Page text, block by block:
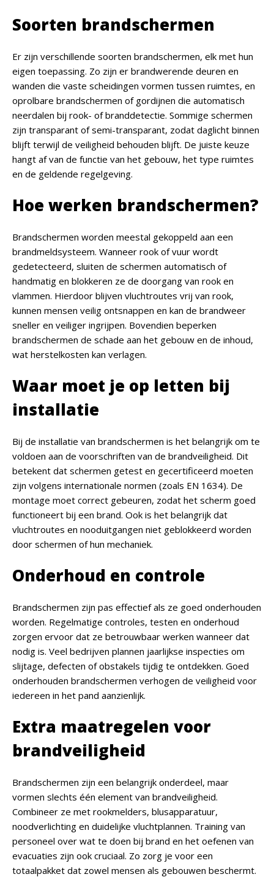
Soorten brandschermen
Er zijn verschillende soorten brandschermen, elk met hun
eigen toepassing. Zo zijn er brandwerende deuren en
wanden die vaste scheidingen vormen tussen ruimtes, en
oprolbare brandschermen of gordijnen die automatisch
neerdalen bij rook- of branddetectie. Sommige schermen
zijn transparant of semi-transparant, zodat daglicht binnen
blijft terwijl de veiligheid behouden blijft. De juiste keuze
hangt af van de functie van het gebouw, het type ruimtes
en de geldende regelgeving.
Hoe werken brandschermen?
Brandschermen worden meestal gekoppeld aan een
brandmeldsysteem. Wanneer rook of vuur wordt
gedetecteerd, sluiten de schermen automatisch of
handmatig en blokkeren ze de doorgang van rook en
vlammen. Hierdoor blijven vluchtroutes vrij van rook,
kunnen mensen veilig ontsnappen en kan de brandweer
sneller en veiliger ingrijpen. Bovendien beperken
brandschermen de schade aan het gebouw en de inhoud,
wat herstelkosten kan verlagen.
Waar moet je op letten bij
installatie
Bij de installatie van brandschermen is het belangrijk om te
voldoen aan de voorschriften van de brandveiligheid. Dit
betekent dat schermen getest en gecertificeerd moeten
zijn volgens internationale normen (zoals EN 1634). De
montage moet correct gebeuren, zodat het scherm goed
functioneert bij een brand. Ook is het belangrijk dat
vluchtroutes en nooduitgangen niet geblokkeerd worden
door schermen of hun mechaniek.
Onderhoud en controle
Brandschermen zijn pas effectief als ze goed onderhouden
worden. Regelmatige controles, testen en onderhoud
zorgen ervoor dat ze betrouwbaar werken wanneer dat
nodig is. Veel bedrijven plannen jaarlijkse inspecties om
slijtage, defecten of obstakels tijdig te ontdekken. Goed
onderhouden brandschermen verhogen de veiligheid voor
iedereen in het pand aanzienlijk.
Extra maatregelen voor
brandveiligheid
Brandschermen zijn een belangrijk onderdeel, maar
vormen slechts één element van brandveiligheid.
Combineer ze met rookmelders, blusapparatuur,
noodverlichting en duidelijke vluchtplannen. Training van
personeel over wat te doen bij brand en het oefenen van
evacuaties zijn ook cruciaal. Zo zorg je voor een
totaalpakket dat zowel mensen als gebouwen beschermt.